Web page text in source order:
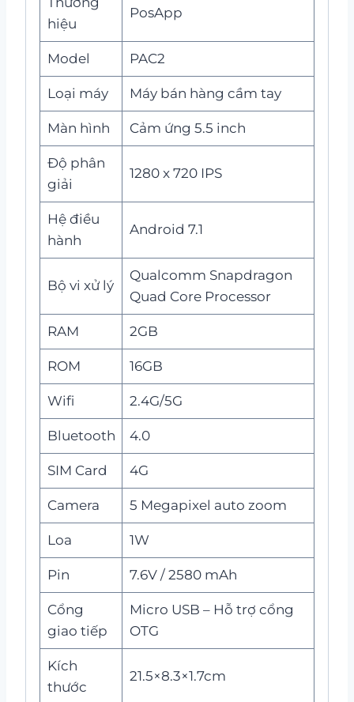
hiệu
PosApp
Model PAC2
Loại máy Máy bán hàng cầm tay
Màn hình Cảm ứng 5.5 inch
Độ phân
giải
1280 x 720 IPS
Hệ điều
hành
Android 7.1
Bộ vi xử lý
Qualcomm Snapdragon
Quad Core Processor
RAM 2GB
ROM 16GB
Wifi 2.4G/5G
Bluetooth 4.0
SIM Card 4G
Camera 5 Megapixel auto zoom
Loa 1W
Pin 7.6V / 2580 mAh
Cổng
giao tiếp
Micro USB – Hỗ trợ cổng
OTG
Kích
thước
21.5×8.3×1.7cm